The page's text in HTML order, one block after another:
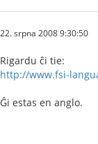
22. srpna 2008 9:30:50
Rigardu ĉi tie:
http://www.fsi-
Ĝi estas en anglo.